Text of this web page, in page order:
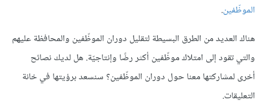
الموظّفين.
هناك العديد من الطرق البسيطة لتقليل دوران الموظّفين والمحافظة عليهم
والتي تقود إلى امتلاك موظّفين أكثر رضًا وإنتاجيّة. هل لديك نصائح
أخرى لمشاركتها معنا حول دوران الموظّفين؟ سنسعد برؤيتها في خانة
التعليقات.